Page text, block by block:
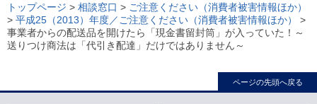
ー
カ
ル
こ
トップページ > 相談窓口 > ご注意ください（消費者被害情報ほか）
> 平成25（2013）年度／ご注意ください（消費者被害情報ほか） >
事業者からの配送品を開けたら「現金書留封筒」が入っていた！～
送りつけ商法は「代引き配達」だけではありません～
ページの先頭へ戻る